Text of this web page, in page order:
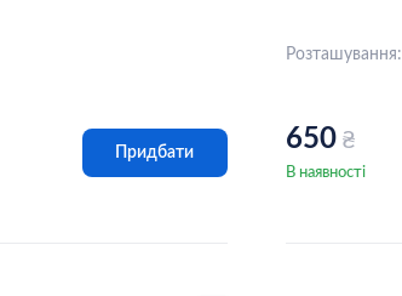
Придбати
Розташування:
650 ₴
В наявності